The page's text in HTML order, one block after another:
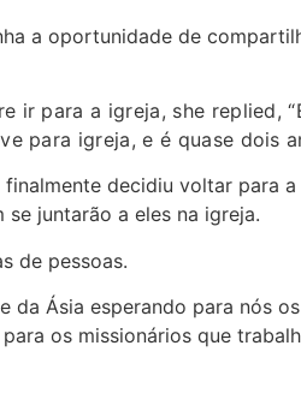
a oportunidade de
ir para a igreja, she replied,
para igreja, e é quase dois
decidiu voltar para
juntarão a eles na igreja.
de pessoas.
Ásia esperando para nós
os missionários que